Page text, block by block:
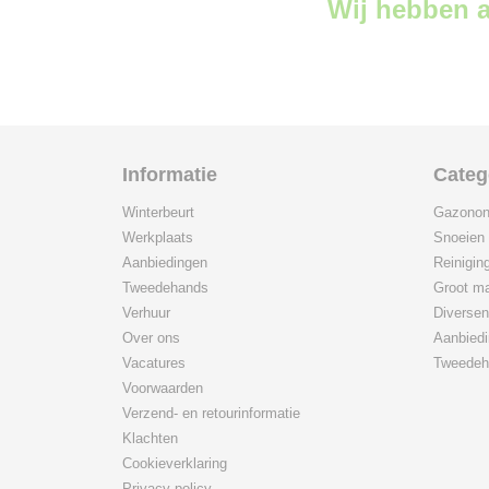
Wij hebben
Informatie
Winterbeurt
Werkplaats
Aanbiedingen
Tweedehands
Verhuur
Over ons
Vacatures
Voorwaarden
Verzend- en retourinformatie
Klachten
Cookieverklaring
Snoeien
Groot
Diversen